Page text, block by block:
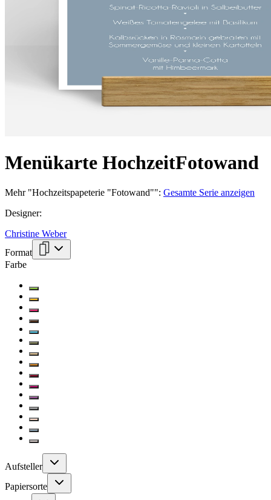
Menükarte HochzeitFotowand
Mehr"Hochzeitspapeterie "Fotowand"": Gesamte Serie anzeigen
Designer:
Christine Weber
Format
Farbe
Aufsteller
Papiersorte